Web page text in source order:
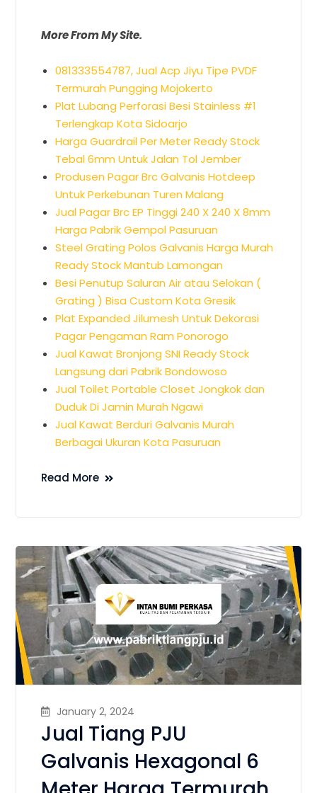
More From My Site.
081333554787, Jual Acp Jiyu Tipe PVDF
Termurah Pungging Mojokerto
Plat Lubang Perforasi Besi Stainless #1
Terlengkap Kota Sidoarjo
Harga Guardrail Per Meter Ready Stock
Tebal 6mm Untuk Jalan Tol Jember
Produsen Pagar Brc Galvanis Hotdeep
Untuk Perkebunan Turen Malang
Jual Pagar Brc EP Tinggi 240 X 240 X 8mm
Harga Pabrik Gempol Pasuruan
Steel Grating Polos Galvanis Harga Murah
Ready Stock Mantub Lamongan
Besi Penutup Saluran Air atau Selokan (
Grating ) Bisa Custom Kota Gresik
Plat Expanded Jilumesh Untuk Dekorasi
Pagar Pengaman Ram Ponorogo
Jual Kawat Bronjong SNI Ready Stock
Langsung dari Pabrik Bondowoso
Jual Toilet Portable Closet Jongkok dan
Duduk Di Jamin Murah Ngawi
Jual Kawat Berduri Galvanis Murah
Berbagai Ukuran Kota Pasuruan
Read More
January 2, 2024
Jual Tiang PJU
Galvanis Hexagonal 6